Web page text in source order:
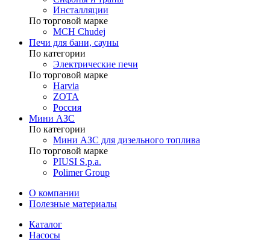
Инсталляции
По торговой марке
MCH Chudej
Печи для бани, сауны
По категории
Электрические печи
По торговой марке
Harvia
ZOTA
Россия
Мини АЗС
По категории
Мини АЗС для дизельного топлива
По торговой марке
PIUSI S.p.a.
Polimer Group
О компании
Полезные материалы
Каталог
Насосы